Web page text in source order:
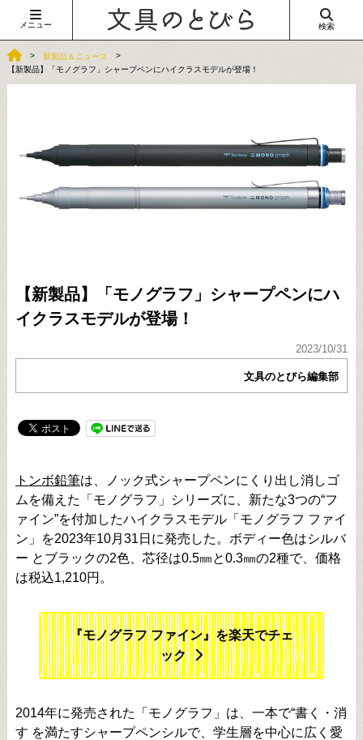
メニュー 検索
新製品＆ニュース
【新製品】「モノグラフ」シャープペンにハイクラスモデルが登場！
【新製品】「モノグラフ」シャープペンにハ
イクラスモデルが登場！
2023/10/31
文具のとびら編集部
トンボ鉛筆は、ノック式シャープペンにくり出し消しゴ
ムを備えた「モノグラフ」シリーズに、新たな3つの“フ
ァイン”を付加したハイクラスモデル「モノグラフ ファイ
ン」を2023年10月31日に発売した。ボディー色はシルバ
ー とブラックの2色、芯径は0.5㎜と0.3㎜の2種で、価格
は税込1,210円。
『モノグラフ ファイン』を楽天でチェ
ック
2014年に発売された「モノグラフ」は、一本で“書く・消
す を満たすシャープペンシルで、学生層を中心に広く愛